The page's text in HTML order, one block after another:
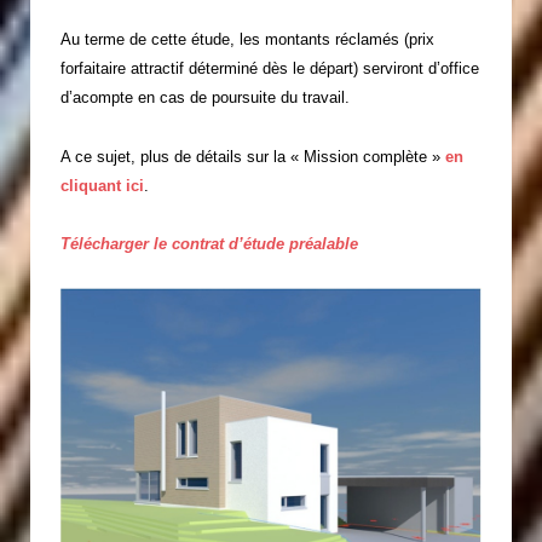
Au terme de cette étude, les montants réclamés (prix
forfaitaire attractif déterminé dès le départ) serviront d’office
d’acompte en cas de poursuite du travail.
A ce sujet, plus de détails sur la « Mission complète » en
cliquant ici
Télécharger le contrat d’étude préalable